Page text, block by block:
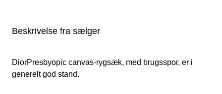
Beskrivelse fra sælger
DiorPresbyopic canvas-rygsæk, med brugsspor, er i
generelt god stand.